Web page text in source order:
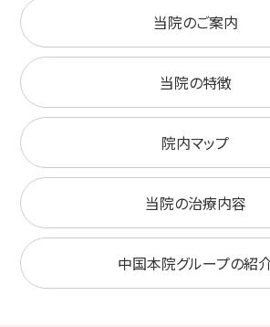
当院のご案内
当院の特徴
院内マップ
当院の治療内容
中国本院グループの紹